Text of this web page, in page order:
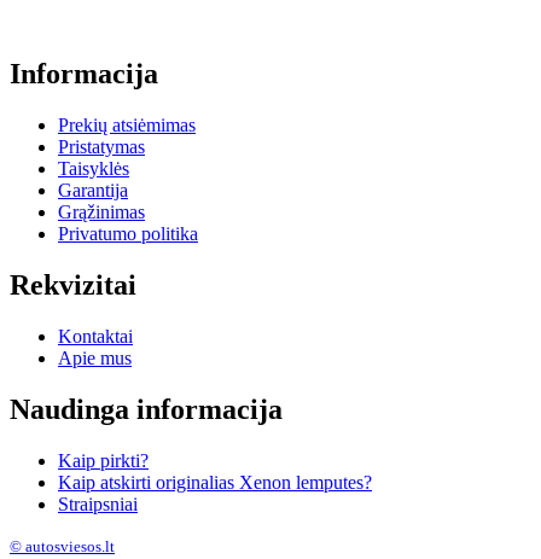
Informacija
Prekių atsiėmimas
Pristatymas
Taisyklės
Garantija
Grąžinimas
Privatumo politika
Rekvizitai
Kontaktai
Apie mus
Naudinga informacija
Kaip pirkti?
Kaip atskirti originalias Xenon lemputes?
Straipsniai
© autosviesos.lt